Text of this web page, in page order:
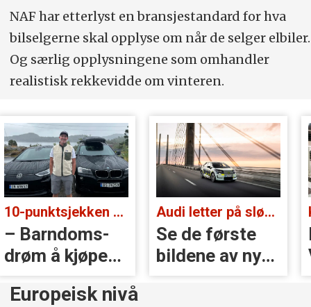
NAF har etterlyst en bransjestandard for hva
bilselgerne skal opplyse om når de selger elbiler.
Og særlig opplysningene som omhandler
realistisk rekkevidde om vinteren.
10-punktsjekken med Christian Paasche:
– Barndoms­
drøm å kjøpe
BMW
Audi letter på sløret:
Se de første
bildene av nye
A2 e-tron
Europeisk nivå